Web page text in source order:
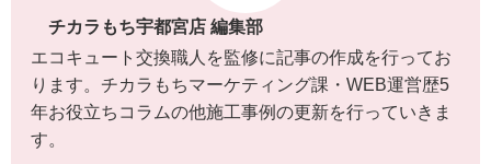
チカラもち宇都宮店 編集部
エコキュート交換職人を監修に記事の作成を行ってお
ります。チカラもちマーケティング課・WEB運営歴5
年お役立ちコラムの他施工事例の更新を行っていきま
す。